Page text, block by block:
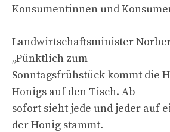
Konsumentinnen und
Landwirtschaftsminister
„Pünktlich zum
Sonntagsfrühstück kommt die
Honigs auf den Tisch. Ab
sofort sieht jede und jeder auf
der Honig stammt.